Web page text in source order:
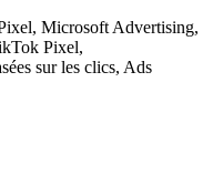
Microsoft Advertising,
Pixel,
sur les clics, Ads